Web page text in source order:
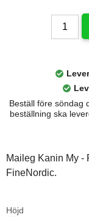
Beställ före söndag
beställning ska
Maileg Kanin My -
FineNordic.
Höjd